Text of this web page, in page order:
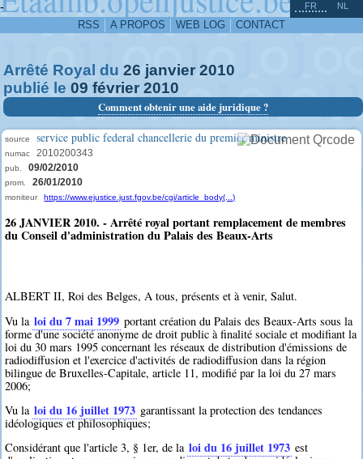
-
RSS A PROPOS WEB LOG CONTACT
FR NL
Arrêté Royal du 26 janvier 2010
publié le 09 février 2010
Comment obtenir une aide juridique ?
source service public federal chancellerie du premier ministre
numac 2010200343
pub. 09/02/2010
prom. 26/01/2010
moniteur https://www.ejustice.just.fgov.be/cgi/article_body(...)
26 JANVIER 2010. - Arrêté royal portant remplacement de membres
du Conseil d'administration du Palais des Beaux-Arts
ALBERT II, Roi des Belges, A tous, présents et à venir, Salut.
Vu la loi du 7 mai 1999 portant création du Palais des Beaux-Arts sous la
forme d'une société anonyme de droit public à finalité sociale et modifiant la
loi du 30 mars 1995 concernant les réseaux de distribution d'émissions de
radiodiffusion et l'exercice d'activités de radiodiffusion dans la région
bilingue de Bruxelles-Capitale, article 11, modifié par la loi du 27 mars
2006;
Vu la loi du 16 juillet 1973 garantissant la protection des tendances
idéologiques et philosophiques;
Considérant que l'article 3, § 1er, de la loi du 16 juillet 1973 est
^